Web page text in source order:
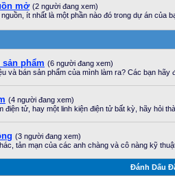
mở (2 người đang xem)
ít nhất là một phần nào đó trong dự án của
sản phẩm (6 người đang xem)
và bán sản phẩm của mình làm ra? Các bạn hãy
(4 người đang xem)
điện tử, hay một linh kiện điện tử bất kỳ, hãy hỏi
(3 người đang xem)
tản mạn của các anh chàng và cô nàng kỹ
Ðánh Dấu